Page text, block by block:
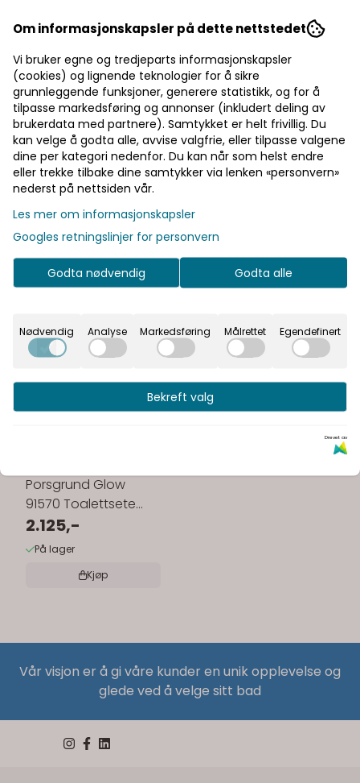
Porsgrund Glow
91570 Toalettsete
Hvit
2.125,-
På lager
Kjøp
Vår visjon er å gi våre kunder en unik opplevelse og
glede ved å velge sitt bad
Om informasjonskapsler på dette nettstedet
Vi bruker egne og tredjeparts informasjonskapsler
(cookies) og lignende teknologier for å sikre
grunnleggende funksjoner, generere statistikk, og for å
tilpasse markedsføring og annonser (inkludert deling av
brukerdata med partnere). Samtykket er helt frivillig. Du
kan velge å godta alle, avvise valgfrie, eller tilpasse valgene
dine per kategori nedenfor. Du kan når som helst endre
eller trekke tilbake dine samtykker via lenken «personvern»
nederst på nettsiden vår.
Les mer om informasjonskapsler
Googles retningslinjer for personvern
Godta nødvendig Godta alle
Nødvendig Analyse Markedsføring Målrettet Egendefinert
Bekreft valg
Drevet av